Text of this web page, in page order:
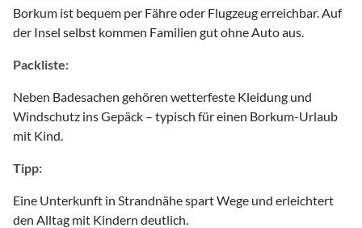
Borkum ist bequem per Fähre oder Flugzeug erreichbar. Auf
der Insel selbst kommen Familien gut ohne Auto aus.
Packliste:
Neben Badesachen gehören wetterfeste Kleidung und
Windschutz ins Gepäck – typisch für einen Borkum-Urlaub
mit Kind.
Tipp:
Eine Unterkunft in Strandnähe spart Wege und erleichtert
den Alltag mit Kindern deutlich.